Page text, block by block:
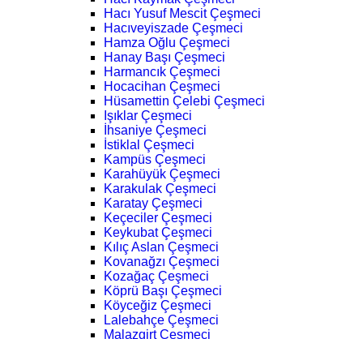
Hacı Yusuf Mescit Çeşmeci
Hacıveyiszade Çeşmeci
Hamza Oğlu Çeşmeci
Hanay Başı Çeşmeci
Harmancık Çeşmeci
Hocacihan Çeşmeci
Hüsamettin Çelebi Çeşmeci
Işıklar Çeşmeci
İhsaniye Çeşmeci
İstiklal Çeşmeci
Kampüs Çeşmeci
Karahüyük Çeşmeci
Karakulak Çeşmeci
Karatay Çeşmeci
Keçeciler Çeşmeci
Keykubat Çeşmeci
Kılıç Aslan Çeşmeci
Kovanağzı Çeşmeci
Kozağaç Çeşmeci
Köprü Başı Çeşmeci
Köyceğiz Çeşmeci
Lalebahçe Çeşmeci
Malazgirt Çeşmeci